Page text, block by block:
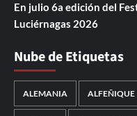
En julio 6a edición del
Luciérnagas 2026
Nube de Etiquetas
ALEMANIA ALFEÑIQUE